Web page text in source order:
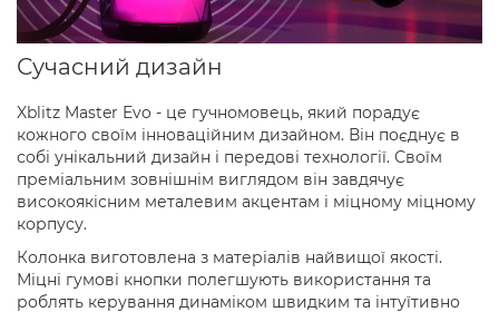
Сучасний дизайн
Xblitz Master Evo - це гучномовець, який порадує
кожного своїм інноваційним дизайном. Він поєднує в
собі унікальний дизайн і передові технології. Своїм
преміальним зовнішнім виглядом він завдячує
високоякісним металевим акцентам і міцному міцному
корпусу.
Колонка виготовлена з матеріалів найвищої якості.
Міцні гумові кнопки полегшують використання та
роблять керування динаміком швидким та інтуїтивно